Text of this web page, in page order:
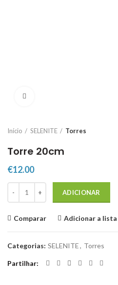
Início SELENITE Torres
Torre 20cm
€12.00
ADICIONAR
Comparar Adicionar a lista
Categorias: SELENITE, Torres
Partilhar